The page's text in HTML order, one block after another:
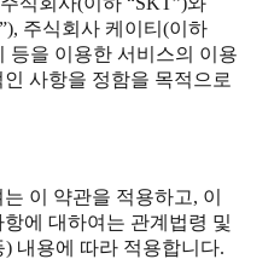
주식회사 케이티(이하
을 이용한 서비스의 이용
사항을 정함을 목적으로
이 약관을 적용하고, 이
에 대하여는 관계법령 및
내용에 따라 적용합니다.